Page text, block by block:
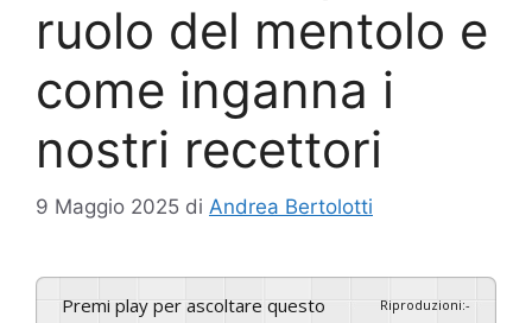
ruolo del mentolo e
come inganna i
nostri recettori
9 Maggio 2025 di Andrea Bertolotti
Premi play per ascoltare questo
Riproduzioni:-